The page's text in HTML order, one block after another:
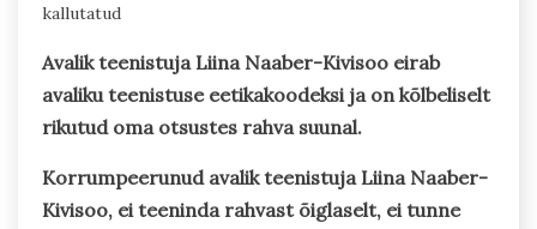
kallutatud
Avalik teenistuja Liina Naaber-Kivisoo eirab
avaliku teenistuse eetikakoodeksi ja on kõlbeliselt
rikutud oma otsustes rahva suunal.
Korrumpeerunud avalik teenistuja Liina Naaber-
Kivisoo, ei teeninda rahvast õiglaselt, ei tunne